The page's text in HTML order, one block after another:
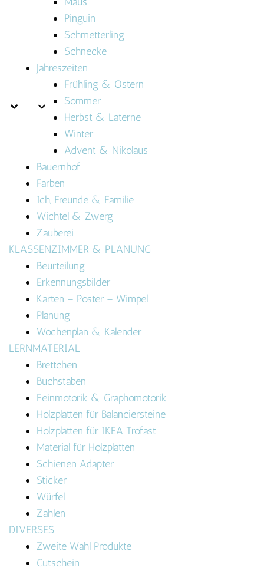
Pinguin
Schmetterling
Schnecke
Jahreszeiten
Frühling & Ostern
Sommer
Herbst & Laterne
Winter
Advent & Nikolaus
Bauernhof
Farben
Ich, Freunde & Familie
Wichtel & Zwerg
Zauberei
KLASSENZIMMER & PLANUNG
Beurteilung
Erkennungsbilder
Karten – Poster – Wimpel
Planung
Wochenplan & Kalender
LERNMATERIAL
Brettchen
Buchstaben
Feinmotorik & Graphomotorik
Holzplatten für Balanciersteine
Holzplatten für IKEA Trofast
Material für Holzplatten
Schienen Adapter
Sticker
Würfel
Zahlen
DIVERSES
Zweite Wahl Produkte
Gutschein